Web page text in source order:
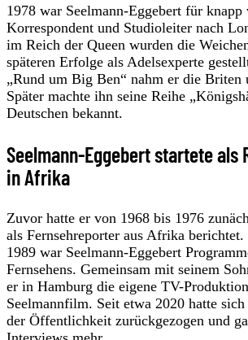
1978 war Seelmann-Eggebert für
Korrespondent und Studioleiter nach
im Reich der Queen wurden die
späteren Erfolge als Adelsexperte
„Rund um Big Ben“ nahm er die Briten
Später machte ihn seine Reihe
Deutschen bekannt.
Seelmann-Eggebert startete als
in Afrika
Zuvor hatte er von 1968 bis 1976
als Fernsehreporter aus Afrika
1989 war Seelmann-Eggebert
Fernsehens. Gemeinsam mit seinem
er in Hamburg die eigene TV-
Seelmannfilm. Seit etwa 2020 hatte
der Öffentlichkeit zurückgezogen und